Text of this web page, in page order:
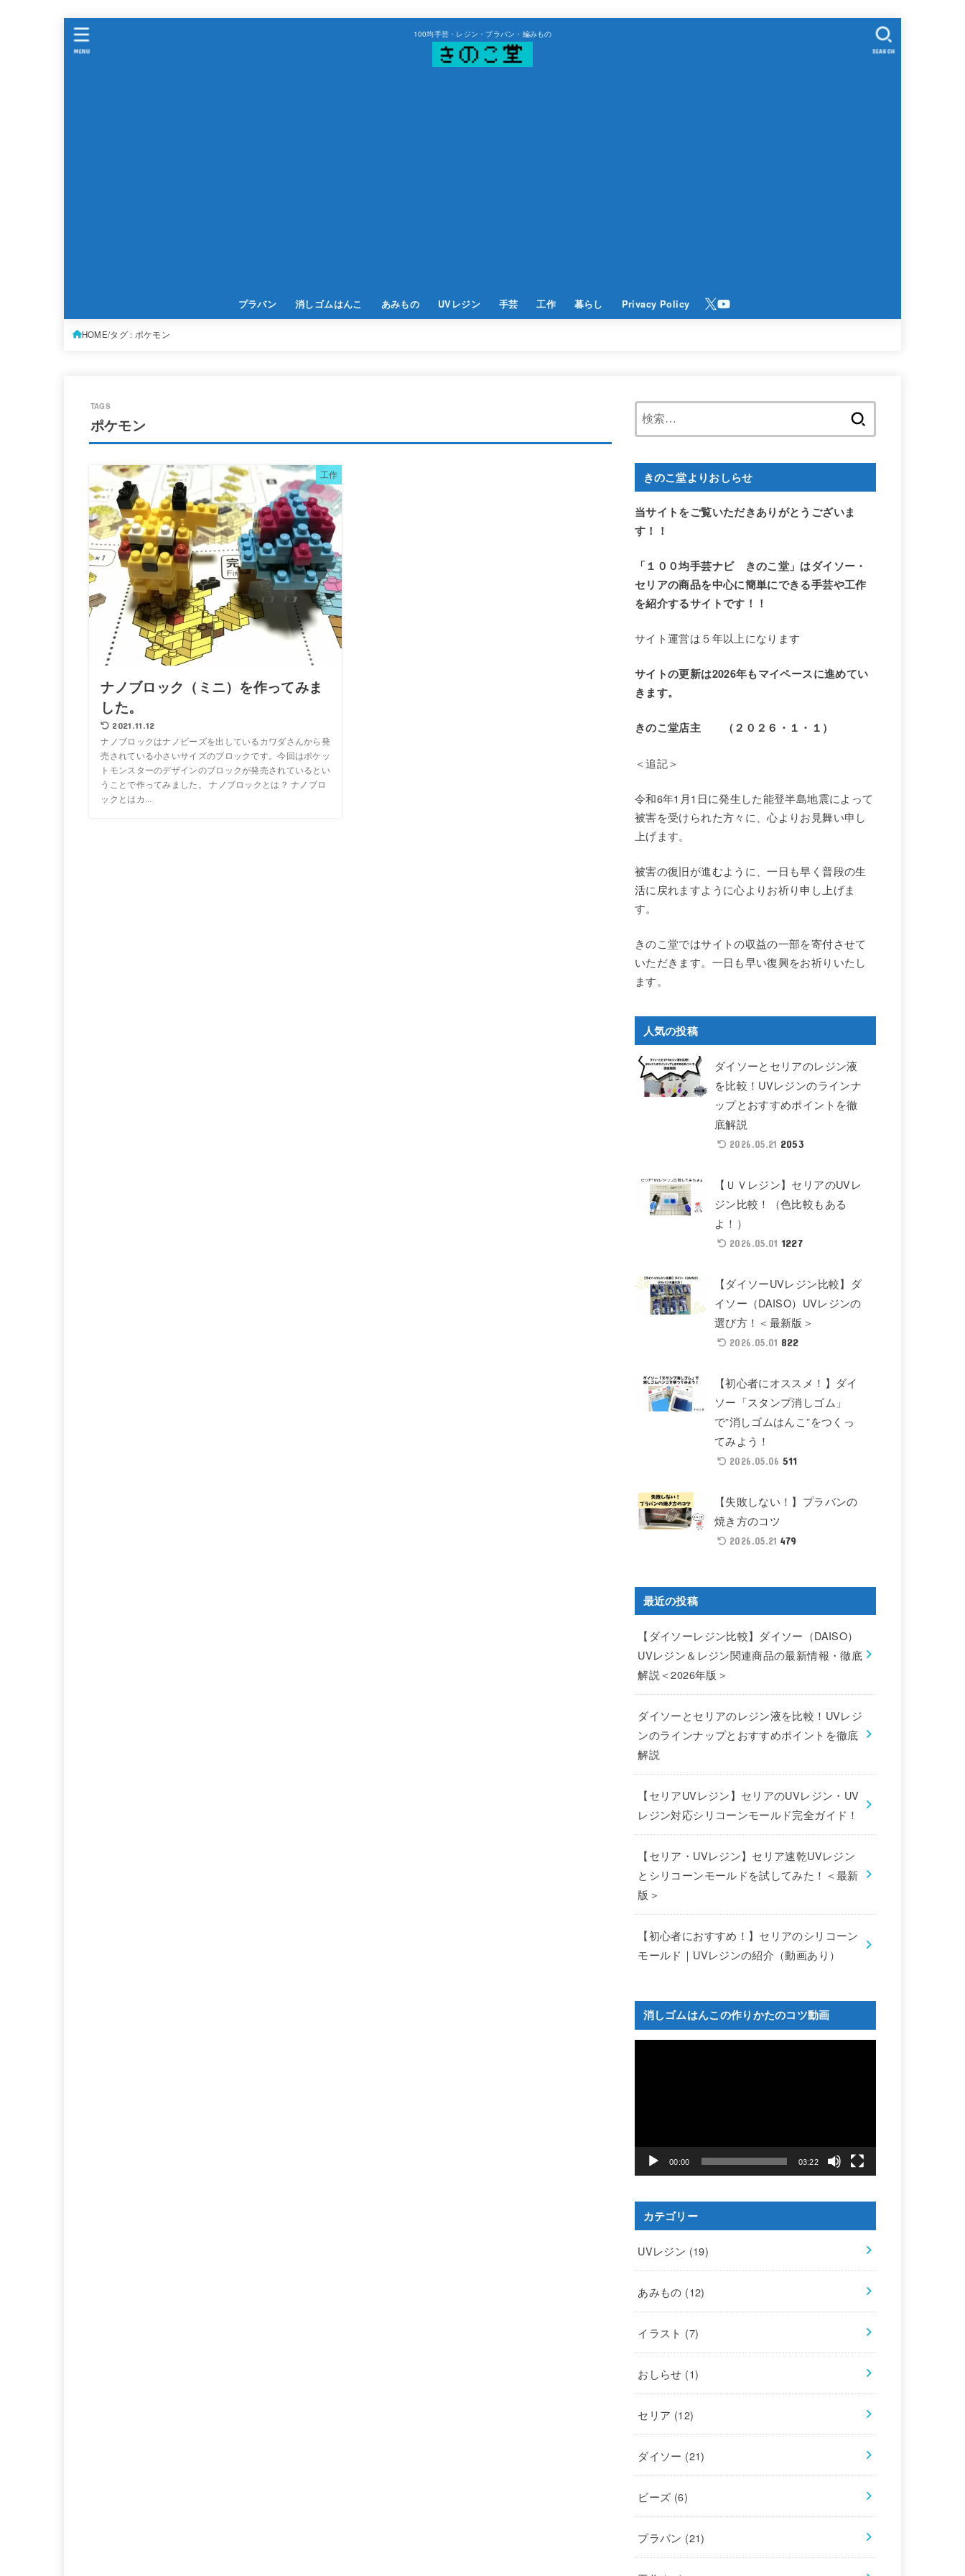
100均手芸・レジン・プラバン・編みもの
プラバン 消しゴムはんこ あみもの UVレジン 手芸 工作 暮らし Privacy Policy
SEARCH
MENU
HOME タグ : ポケモン
ポケモン
工作
ナノブロック（ミニ）を作ってみま
した。
2021.11.12
ナノブロックはナノビーズを出しているカワダさんから発
売されている小さいサイズのブロックです。今回はポケッ
トモンスターのデザインのブロックが発売されているとい
うことで作ってみました。 ナノブロックとは？ ナノブロ
ックとはカ...
きのこ堂よりおしらせ
当サイトをご覧いただきありがとうございま
す！！
「１００均手芸ナビ きのこ堂」はダイソー・
セリアの商品を中心に簡単にできる手芸や工作
を紹介するサイトです！！
サイト運営は５年以上になります
サイトの更新は2026年もマイペースに進めてい
きます。
きのこ堂店主 （２０２６・１・１）
＜追記＞
令和6年1月1日に発生した能登半島地震によって
被害を受けられた方々に、心よりお見舞い申し
上げます。
被害の復旧が進むように、一日も早く普段の生
活に戻れますように心よりお祈り申し上げま
す。
きのこ堂ではサイトの収益の一部を寄付させて
いただきます。一日も早い復興をお祈りいたし
ます。
人気の投稿
ダイソーとセリアのレジン液
を比較！UVレジンのラインナ
ップとおすすめポイントを徹
底解説
2026.05.21 2053
【ＵＶレジン】セリアのUVレ
ジン比較！（色比較もある
よ！）
2026.05.01 1227
【ダイソーUVレジン比較】ダ
イソー（DAISO）UVレジンの
選び方！＜最新版＞
2026.05.01 822
【初心者にオススメ！】ダイ
ソー「スタンプ消しゴム」
で”消しゴムはんこ”をつくっ
てみよう！
2026.05.06 511
【失敗しない！】プラバンの
焼き方のコツ
2026.05.21 479
最近の投稿
【ダイソーレジン比較】ダイソー（DAISO）
UVレジン＆レジン関連商品の最新情報・徹底
解説＜2026年版＞
ダイソーとセリアのレジン液を比較！UVレジ
ンのラインナップとおすすめポイントを徹底
解説
【セリアUVレジン】セリアのUVレジン・UV
レジン対応シリコーンモールド完全ガイド！
【セリア・UVレジン】セリア速乾UVレジン
とシリコーンモールドを試してみた！＜最新
版＞
【初心者におすすめ！】セリアのシリコーン
モールド｜UVレジンの紹介（動画あり）
消しゴムはんこの作りかたのコツ動画
ヤ
00:00 03:22
カテゴリー
UVレジン (19)
あみもの (12)
イラスト (7)
おしらせ (1)
セリア (12)
ダイソー (21)
ビーズ (6)
プラバン (21)